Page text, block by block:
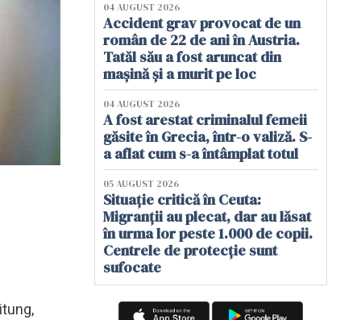
04 AUGUST 2026
Accident grav provocat de un
român de 22 de ani în Austria.
Tatăl său a fost aruncat din
mașină și a murit pe loc
04 AUGUST 2026
A fost arestat criminalul femeii
găsite în Grecia, într-o valiză. S-
a aflat cum s-a întâmplat totul
05 AUGUST 2026
Situație critică în Ceuta:
Migranții au plecat, dar au lăsat
în urma lor peste 1.000 de copii.
Centrele de protecție sunt
sufocate